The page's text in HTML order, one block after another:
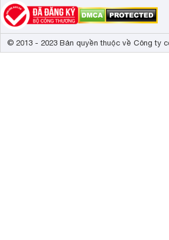
© 2013 - 2023 Bản quyền thuộc về Công ty